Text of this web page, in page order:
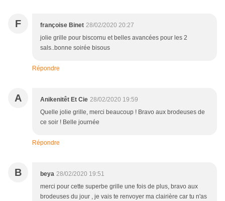
F françoise Binet 28/02/2020 20:27
jolie grille pour biscornu et belles avancées pour les 2
sals..bonne soirée bisous
Répondre
A Anikenitêt Et Cie 28/02/2020 19:59
Quelle jolie grille, merci beaucoup ! Bravo aux brodeuses de
ce soir ! Belle journée
Répondre
B beya 28/02/2020 19:51
merci pour cette superbe grille une fois de plus, bravo aux
brodeuses du jour , je vais te renvoyer ma clairière car tu n'as